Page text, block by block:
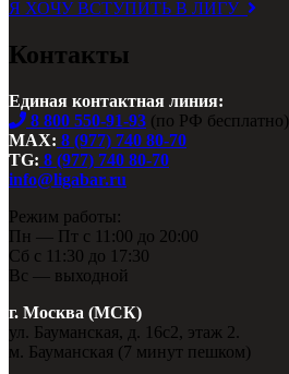
Я ХОЧУ ВСТУПИТЬ В ЛИГУ
Контакты
Единая контактная линия:
8 800 550-91-93 (по РФ бесплатно)
MAX: 8 (977) 740 80-70
TG: 8 (977) 740 80-70
info@ligabar.ru
Режим работы:
Пн — Пт с 11:00 до 20:00
Сб с 11:30 до 17:30
Вс — выходной
г. Москва (МСК)
ул. Бауманская, д. 16с2, этаж 2.
м. Бауманская (7 минут пешком)